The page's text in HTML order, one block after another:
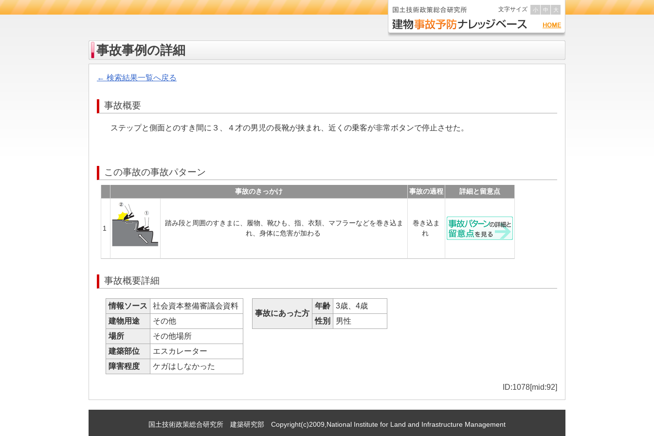
文字サイズ 小 中 大
事故事例の詳細
← 検索結果一覧へ戻る
事故概要
ステップと側面とのすき間に３、４才の男児の長靴が挟まれ、近くの乗客が非常ボタンで停止させた。
この事故の事故パターン
事故のきっかけ 事故の過程 詳細と留意点
1
踏み段と周囲のすきまに、履物、靴ひも、指、衣類、マフラーなどを巻き込ま
れ、身体に危害が加わる
巻き込ま
れ
事故概要詳細
情報ソース
社会資本整備審議会資料
建物用途
その他
場所
その他場所
建築部位
エスカレーター
障害程度
ケガはしなかった
事故にあった方
年齢
3歳、4歳
性別
男性
ID:1078[mid:92]
国土技術政策総合研究所 建築研究部 Copyright(c)2009,National Institute for Land and Infrastructure Management